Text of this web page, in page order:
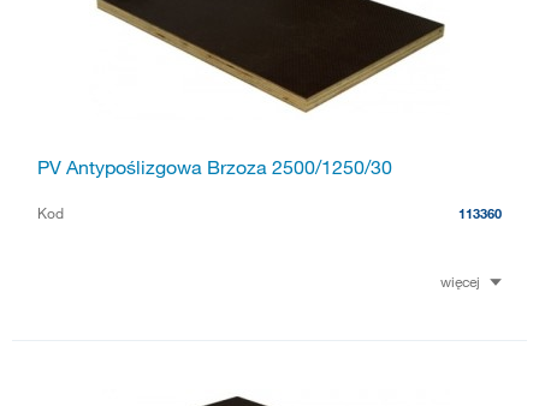
PV Antypoślizgowa Brzoza 2500/1250/30
Kod 113360
więcej